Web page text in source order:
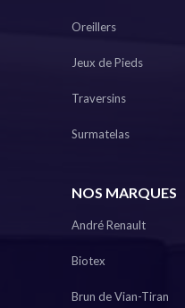
Oreillers
Jeux de Pieds
Traversins
Surmatelas
NOS MARQUES
André Renault
Biotex
Brun de Vian-Tiran